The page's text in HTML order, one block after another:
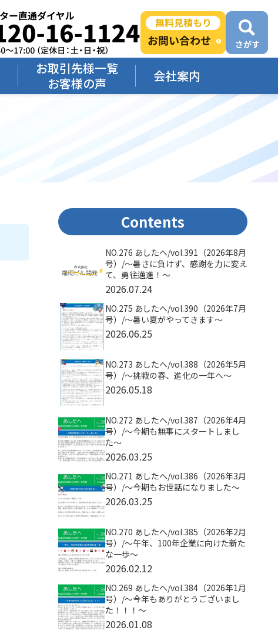
お取引先様一覧
お客様の声
会社案内
Contents
NO.276 あしたへ/vol.391（2026年8月
号）/〜暑さに負けず、感謝を力に変え
て、勇往邁進！〜
2026.07.24
NO.275 あしたへ/vol.390（2026年7月
号）/～暑い夏がやってきます～
2026.06.25
NO.273 あしたへ/vol.388（2026年5月
号）/～挑戦の春、進化の一年へ～
2026.05.18
NO.272 あしたへ/vol.387（2026年4月
号）/～今期も無事にスタートしまし
た～
2026.03.25
NO.271 あしたへ/vol.386（2026年3月
号）/～今期もお世話になりました～
2026.03.25
NO.270 あしたへ/vol.385（2026年2月
号）/～午年、100年企業に向けた新た
な一歩～
2026.02.12
NO.269 あしたへ/vol.384（2026年1月
号）/～今年もありがとうございまし
た！！！～
2026.01.08